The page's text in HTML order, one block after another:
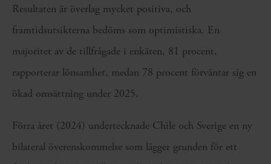
Resultaten är överlag mycket positiva, och
framtidsutsikterna bedöms som optimistiska. En
majoritet av de tillfrågade i enkäten, 81 procent,
rapporterar lönsamhet, medan 78 procent förväntar sig en
ökad omsättning under 2025.
Förra året (2024) undertecknade Chile och Sverige en ny
bilateral överenskommelse som lägger grunden för ett